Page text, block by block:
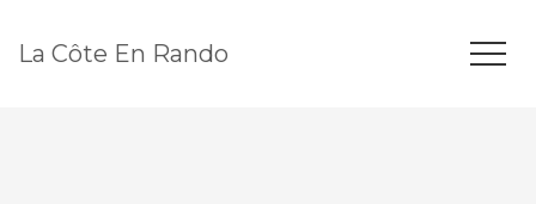
La Côte En Rando